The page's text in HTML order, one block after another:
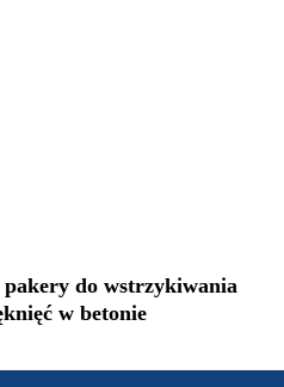
do wstrzykiwania
w betonie